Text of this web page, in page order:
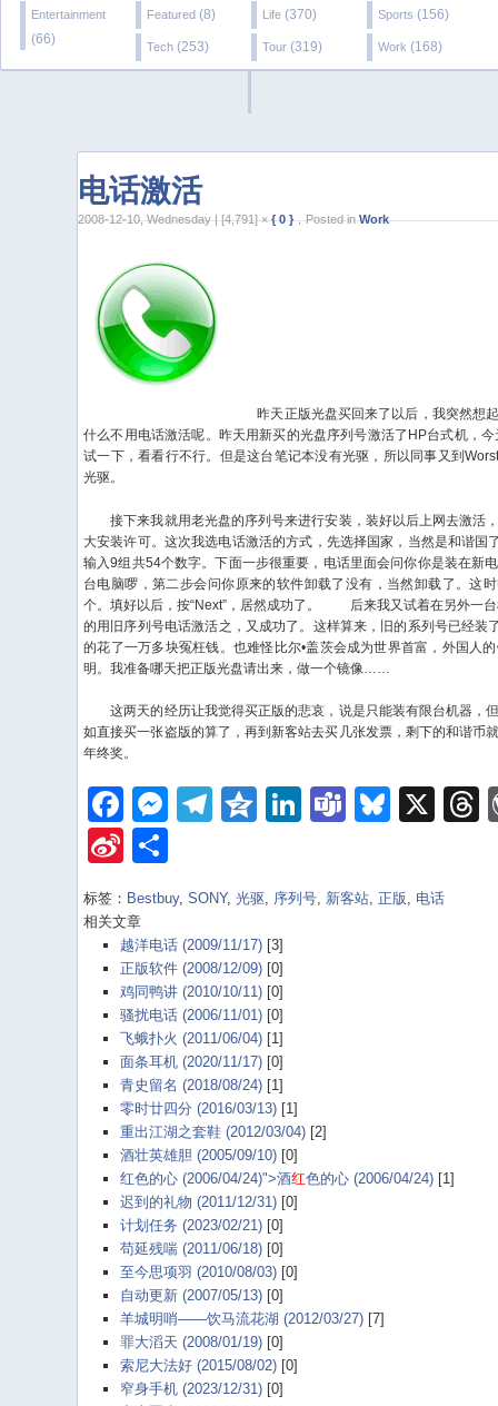
Entertainment
(66)
Featured (8) Life (370) Sports (156)
Tech (253) Tour (319) Work (168)
电话激活
2008-12-10, Wednesday | [4,791] ×{ 0 }，Posted inWork
昨天正版光盘买回来了以后，我突然想起
什么不用电话激活呢。昨天用新买的光盘序列号激活了HP台式机，
试一下，看看行不行。但是这台笔记本没有光驱，所以同事又到
光驱。
接下来我就用老光盘的序列号来进行安装，装好以后上网去激活
大安装许可。这次我选电话激活的方式，先选择国家，当然是和谐国
输入9组共54个数字。下面一步很重要，电话里面会问你你是装在新
台电脑啰，第二步会问你原来的软件卸载了没有，当然卸载了。这
个。填好以后，按“Next”，居然成功了。
后来我又试着在另外一台
的用旧序列号电话激活之，又成功了。这样算来，旧的系列号已经装
的花了一万多块冤枉钱。也难怪比尔•盖茨会成为世界首富，外国人
明。我准备哪天把正版光盘请出来，做一个镜像……
这两天的经历让我觉得买正版的悲哀，说是只能装有限台机器，
如直接买一张盗版的算了，再到新客站去买几张发票，剩下的和谐币
年终奖。
Facebook
Messenger
Telegram
Qzone
LinkedIn
TeamsX
Sina
标签： Bestbuy,SONY,光驱 序列号 新客站 ,正版
电话
相关文章
越洋电话 (2009/11/17)[3]
正版软件 (2008/12/09)[0]
鸡同鸭讲 (2010/10/11)[0]
骚扰电话 (2006/11/01)[0]
飞蛾扑火 (2011/06/04)[1]
面条耳机 (2020/11/17)[0]
青史留名 (2018/08/24)[1]
零时廿四分 (2016/03/13)[1]
重出江湖之套鞋 (2012/03/04)[2]
酒壮英雄胆 (2005/09/10)[0]
红色的心 (2006/04/24)">酒红色的心 (2006/04/24)[1]
迟到的礼物 (2011/12/31)[0]
计划任务 (2023/02/21)[0]
苟延残喘 (2011/06/18)[0]
至今思项羽 (2010/08/03)[0]
自动更新 (2007/05/13)[0]
羊城明哨——饮马流花湖 (2012/03/27)[7]
罪大滔天 (2008/01/19)[0]
索尼大法好 (2015/08/02)[0]
窄身手机 (2023/12/31)[0]